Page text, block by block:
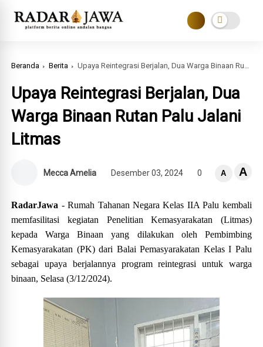
Beranda Berita Upaya Reintegrasi Berjalan, Dua Warga Binaan Rutan Palu Jalani Litmas
Upaya Reintegrasi Berjalan, Dua
Warga Binaan Rutan Palu Jalani
Litmas
Mecca Amelia Desember 03, 2024 0 A A
RadarJawa - Rumah Tahanan Negara Kelas IIA Palu kembali
memfasilitasi kegiatan Penelitian Kemasyarakatan (Litmas)
kepada Warga Binaan yang dilakukan oleh Pembimbing
Kemasyarakatan (PK) dari Balai Pemasyarakatan Kelas I Palu
sebagai upaya berjalannya program reintegrasi untuk warga
binaan, Selasa (3/12/2024).